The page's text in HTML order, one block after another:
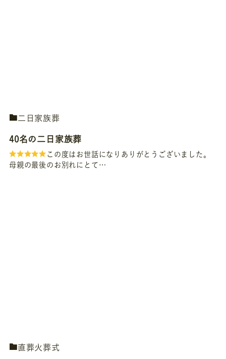
二日家族葬
40名の二日家族葬
この度はお世話になりありがとうございました。
母親の最後のお別れにとて…
直葬火葬式